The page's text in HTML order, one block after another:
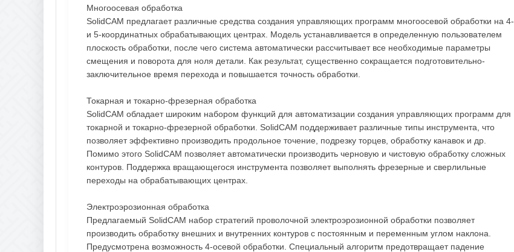
Многоосевая обработка
SolidCAM предлагает различные средства создания управляющих программ многоосевой обработки на 4-
и 5-координатных обрабатывающих центрах. Модель устанавливается в определенную пользователем
плоскость обработки, после чего система автоматически рассчитывает все необходимые параметры
смещения и поворота для ноля детали. Как результат, существенно сокращается подготовительно-
заключительное время перехода и повышается точность обработки.
Токарная и токарно-фрезерная обработка
SolidCAM обладает широким набором функций для автоматизации создания управляющих программ для
токарной и токарно-фрезерной обработки. SolidCAM поддерживает различные типы инструмента, что
позволяет эффективно производить продольное точение, подрезку торцев, обработку канавок и др.
Помимо этого SolidCAM позволяет автоматически производить черновую и чистовую обработку сложных
контуров. Поддержка вращающегося инструмента позволяет выполнять фрезерные и сверлильные
переходы на обрабатывающих центрах.
Электроэрозионная обработка
Предлагаемый SolidCAM набор стратегий проволочной электроэрозионной обработки позволяет
производить обработку внешних и внутренних контуров с постоянным и переменным углом наклона.
Предусмотрена возможность 4-осевой обработки. Специальный алгоритм предотвращает падение